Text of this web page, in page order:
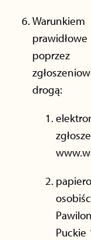
drogą:
Puckie